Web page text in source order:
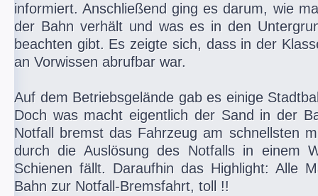
informiert. Anschließend ging es darum, wie
der Bahn verhält und was es in den
beachten gibt. Es zeigte sich, dass in der
an Vorwissen abrufbar war.
Auf dem Betriebsgelände gab es einige
Doch was macht eigentlich der Sand in der
Notfall bremst das Fahrzeug am schnellsten
durch die Auslösung des Notfalls in einem
Schienen fällt. Daraufhin das Highlight: Alle
Bahn zur Notfall-Bremsfahrt, toll !!